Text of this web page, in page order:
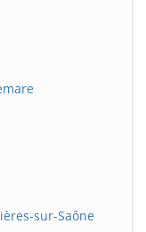
sur-Saône